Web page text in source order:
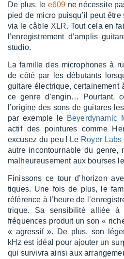
De plus, le e609 ne néces­site
pied de micro puisqu’il peut être
via le câble XLR. Tout cela en
l’en­re­gis­tre­ment d’am­plis
studio.
La famille des micro­phones à
de côté par les débu­tants
guitare élec­trique, certai­ne­ment
ce genre d’en­gin… Pour­tant,
l’ori­gine des sons de guitares
par exemple le Beyer­dy­na­mic
actif des poin­tures comme
excu­sez du peu ! Le Royer Labs
autre incon­tour­nable du genre,
malheu­reu­se­ment aux bourses
Finis­sons ce tour d’ho­ri­zon
tiques. Une fois de plus, le
réfé­rence à l’heure de
trique. Sa sensi­bi­lité alliée à
fréquences produit un son «
« agres­sif ». De plus, son
kHz est idéal pour ajou­ter un
qui survi­vra ainsi aux